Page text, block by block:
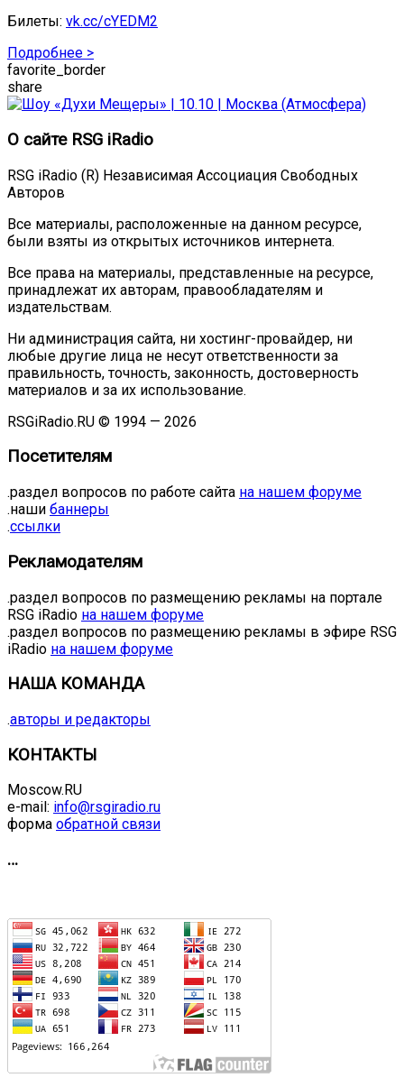
Билеты: vk.cc/cYEDM2
Подробнее >
favorite_border
share
О сайте RSG iRadio
RSG iRadio (R) Независимая Ассоциация Свободных
Авторов
Все материалы, расположенные на данном ресурсе,
были взяты из открытых источников интернета.
Все права на материалы, представленные на ресурсе,
принадлежат их авторам, правообладателям и
издательствам.
Ни администрация сайта, ни хостинг-провайдер, ни
любые другие лица не несут ответственности за
правильность, точность, законность, достоверность
материалов и за их использование.
RSGiRadio.RU © 1994 — 2026
Посетителям
.раздел вопросов по работе сайта на нашем форуме
.наши баннеры
.ссылки
Рекламодателям
.раздел вопросов по размещению рекламы на портале
RSG iRadio на нашем форуме
.раздел вопросов по размещению рекламы в эфире RSG
iRadio на нашем форуме
НАША КОМАНДА
.авторы и редакторы
КОНТАКТЫ
Moscow.RU
e-mail: info@rsgiradio.ru
форма обратной связи
…